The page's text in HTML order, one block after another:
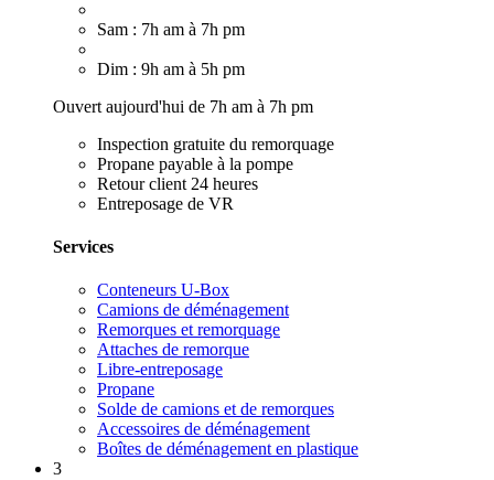
Sam : 7h am à 7h pm
Dim : 9h am à 5h pm
Ouvert aujourd'hui de 7h am à 7h pm
Inspection gratuite du remorquage
Propane payable à la pompe
Retour client 24 heures
Entreposage de VR
Services
Conteneurs U-Box
Camions de déménagement
Remorques et remorquage
Attaches de remorque
Libre-entreposage
Propane
Solde de camions et de remorques
Accessoires de déménagement
Boîtes de déménagement en plastique
3